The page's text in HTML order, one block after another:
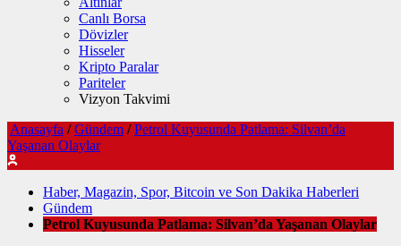
Canlı Borsa
Dövizler
Hisseler
Kripto Paralar
Pariteler
Vizyon Takvimi
Anasayfa / Gündem / Petrol Kuyusunda Patlama: Silvan’da
Yaşanan Olaylar
Haber, Magazin, Spor, Bitcoin ve Son Dakika Haberleri
Gündem
Petrol Kuyusunda Patlama: Silvan’da Yaşanan Olaylar